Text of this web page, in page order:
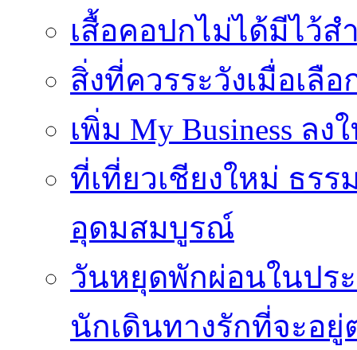
เสื้อคอปกไม่ได้มีไว้
สิ่งที่ควรระวังเมื่อเลื
เพิ่ม My Business ลง
ที่เที่ยวเชียงใหม่ ธร
อุดมสมบูรณ์
วันหยุดพักผ่อนในประ
นักเดินทางรักที่จะอยู่